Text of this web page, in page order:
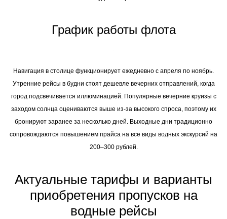
График работы флота
Навигация в столице функционирует ежедневно с апреля по ноябрь.
Утренние рейсы в будни стоят дешевле вечерних отправлений, когда
город подсвечивается иллюминацией. Популярные вечерние круизы с
заходом солнца оцениваются выше из-за высокого спроса, поэтому их
бронируют заранее за несколько дней. Выходные дни традиционно
сопровождаются повышением прайса на все виды водных экскурсий на
200–300 рублей.
Актуальные тарифы и варианты
приобретения пропусков на
водные рейсы